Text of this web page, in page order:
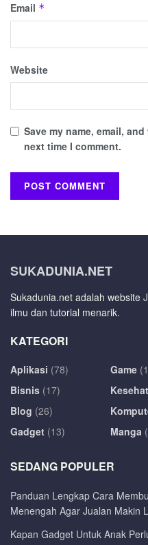
Email *
Website
Save my name, email,
next time I comment.
SUKADUNIA.NET
Sukadunia.net adalah website
ilmu dan tutorial menarik.
KATEGORI
Aplikasi (78)
Bisnis (17)
Blog (26)
Gadget (13)
Game
Manga
SEDANG POPULER
Panduan Lengkap Cara
Menengah Agar Jualan Makin
Kapan Gadget Untuk Anak